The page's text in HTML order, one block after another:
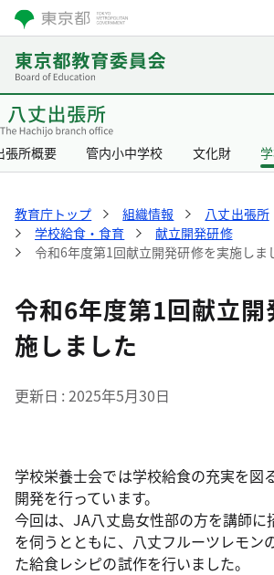
張所概要 管内小中学校 文化財
教育庁トップ 組織情報
八丈出張所
学校給食・食育
献立開発研修
令和6年度第1回献立開発研修を実施しま
令和6年度第1回献立開
施しました
更新日 2025年5月30日
学校栄養士会では学校給食の充実を図
開発を行っています。
今回は、JA八丈島女性部の方を講師に
を伺うとともに、八丈フルーツレモン
た給食レシピの試作を行いました。